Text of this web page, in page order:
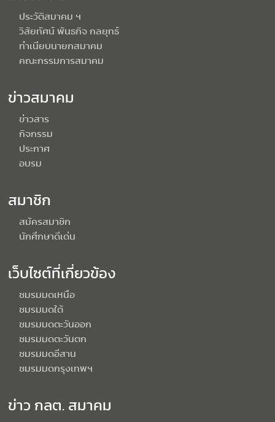
ประวัติสมาคม ฯ
วิสัยทัศน์ พันธกิจ กลยุทธ์
ทำเนียบนายกสมาคม
คณะกรรมการสมาคม
ข่าวสมาคม
ข่าวสาร
กิจกรรม
ประกาศ
อบรม
สมาชิก
สมัครสมาชิก
นักศึกษาดีเด่น
เว็บไซต์ที่เกี่ยวข้อง
ชมรมมดเหนือ
ชมรมมดใต้
ชมรมมดตะวันออก
ชมรมมดตะวันตก
ชมรมมดอีสาน
ชมรมมดกรุงเทพฯ
ข่าว กลต. สมาคม